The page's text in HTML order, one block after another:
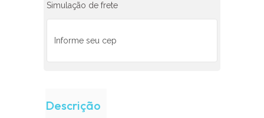
Simulação de frete
Descrição